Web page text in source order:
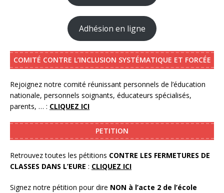
Adhésion en ligne
COMITÉ CONTRE L’INCLUSION SYSTÉMATIQUE ET FORCÉE
Rejoignez notre comité réunissant personnels de l’éducation
nationale, personnels soignants, éducateurs spécialisés,
parents, … : CLIQUEZ ICI
PETITION
Retrouvez toutes les pétitions CONTRE LES FERMETURES DE
CLASSES DANS L’EURE : CLIQUEZ ICI
Signez notre pétition pour dire NON à l’acte 2 de l’école